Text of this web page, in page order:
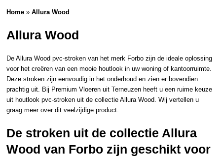
Home »Allura Wood
Allura Wood
De Allura Wood pvc-stroken van het merk Forbo zijn de ideale oplossing
voor het creëren van een mooie houtlook in uw woning of kantoorruimte.
Deze stroken zijn eenvoudig in het onderhoud en zien er bovendien
prachtig uit. Bij Premium Vloeren uit Terneuzen heeft u een ruime keuze
uit houtlook pvc-stroken uit de collectie Allura Wood. Wij vertellen u
graag meer over dit veelzijdige product.
De stroken uit de collectie Allura
Wood van Forbo zijn geschikt voor